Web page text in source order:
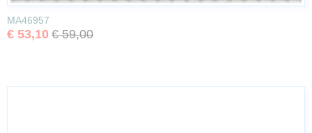
MA46957
€ 53,10 € 59,00